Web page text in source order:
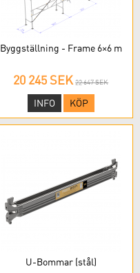
Byggställning - Frame 6×6 m
20 245 SEK 22 647 SEK
INFO KÖP
U-Bommar (stål)